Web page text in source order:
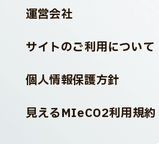
運営会社
サイトのご利用について
個人情報保護方針
見えるMIeCO2利用規約